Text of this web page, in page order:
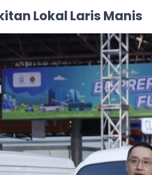
Lokal Laris Manis